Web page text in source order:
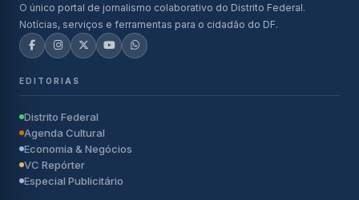
O único portal de jornalismo colaborativo do Distrito Federal.
Notícias, serviços e ferramentas para o cidadão do DF.
EDITORIAS
Distrito Federal
Agenda Cultural
Economia & Negócios
VC Repórter
Especial Publicitário